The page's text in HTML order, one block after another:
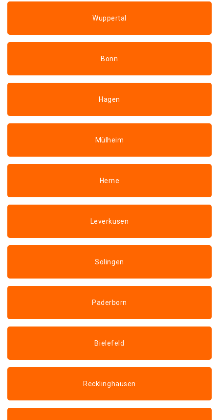
Wuppertal
Bonn
Hagen
Mülheim
Herne
Leverkusen
Solingen
Paderborn
Bielefeld
Recklinghausen